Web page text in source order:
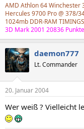
AMD Athlon 64 Winchester
Hercules 9700 Pro @ 378/
1024mb DDR-RAM
3D Mark 2001 20836 Punkte
daemon777
Lt. Commander
20. Januar 2004
Wer weiß ? Vielleicht